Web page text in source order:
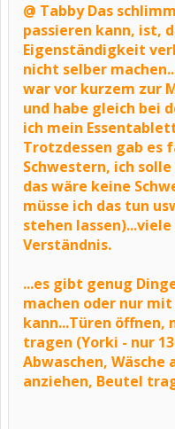
@ Tabby Das
passieren kann, ist,
Eigenständigkeit
nicht selber
war vor kurzem zur
und habe gleich bei
ich mein
Trotzdessen gab es
Schwestern, ich
das wäre keine
müsse ich das tun
stehen
Verständnis.
...es gibt genug
machen oder nur
kann...Türen öffnen,
tragen (Yorki - nur
Abwaschen, Wäsche
anziehen, Beutel